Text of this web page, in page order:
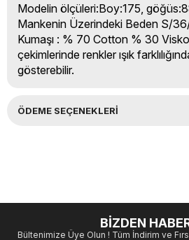
Modelin ölçüleri:Boy:175,
Mankenin Üzerindeki Beden S/
Kumaşı : % 70 Cotton % 30
çekimlerinde renkler ışık
gösterebilir.
ÖDEME SEÇENEKLERI
BİZDEN
Bültenimize Üye Olun ! Tüm İndirim ve